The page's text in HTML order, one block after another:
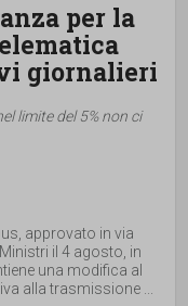
per la
giornalieri
limite del 5% non ci
approvato in via
il 4 agosto, in
una modifica al
alla trasmissione ...